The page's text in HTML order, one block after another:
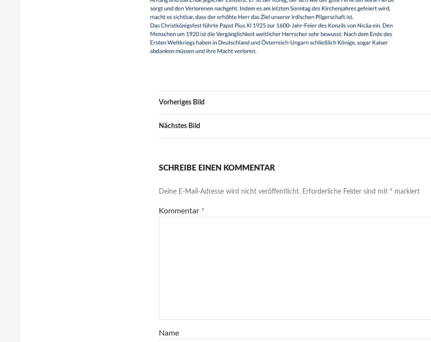
Vorheriges Bild
Nächstes Bild
SCHREIBE EINEN KOMMENTAR
Deine E-Mail-Adresse wird nicht veröffentlicht. Erforderliche Felder sind mit * markiert
Kommentar *
Name